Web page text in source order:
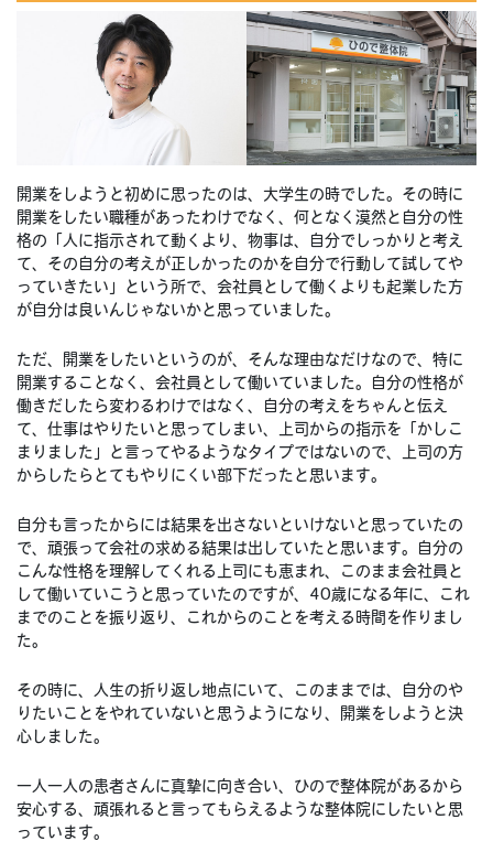
開業をしようと初めに思ったのは、大学生の時でした。その時に
開業をしたい職種があったわけでなく、何となく漠然と自分の性
格の「人に指示されて動くより、物事は、自分でしっかりと考え
て、その自分の考えが正しかったのかを自分で行動して試してや
っていきたい」という所で、会社員として働くよりも起業した方
が自分は良いんじゃないかと思っていました。
ただ、開業をしたいというのが、そんな理由なだけなので、特に
開業することなく、会社員として働いていました。自分の性格が
働きだしたら変わるわけではなく、自分の考えをちゃんと伝え
て、仕事はやりたいと思ってしまい、上司からの指示を「かしこ
まりました」と言ってやるようなタイプではないので、上司の方
からしたらとてもやりにくい部下だったと思います。
自分も言ったからには結果を出さないといけないと思っていたの
で、頑張って会社の求める結果は出していたと思います。自分の
こんな性格を理解してくれる上司にも恵まれ、このまま会社員と
して働いていこうと思っていたのですが、40歳になる年に、これ
までのことを振り返り、これからのことを考える時間を作りまし
た。
その時に、人生の折り返し地点にいて、このままでは、自分のや
りたいことをやれていないと思うようになり、開業をしようと決
心しました。
一人一人の患者さんに真摯に向き合い、ひので整体院があるから
安心する、頑張れると言ってもらえるような整体院にしたいと思
っています。